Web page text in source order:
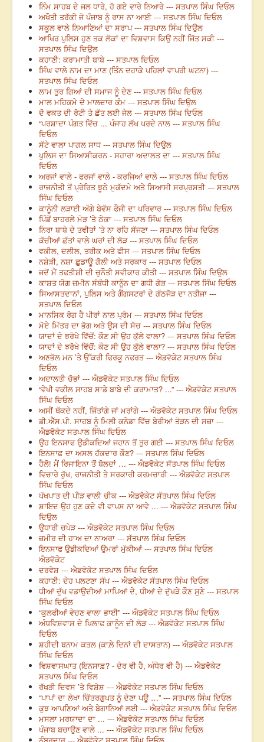
ਨਿੰਮ ਸਾਹਬ ਦੇ ਜਲ ਧਾਰੇ, ਹੋ ਗਏ ਵਾਰੇ ਨਿਆਰੇ --- ਸਤਪਾਲ ਸਿੰਘ ਦਿਓਲ
ਅਖੌਤੀ ਤਰੱਕੀ ਜੋ ਪੰਜਾਬ ਨੂੰ ਰਾਸ ਨਾ ਆਈ --- ਸਤਪਾਲ ਸਿੰਘ ਦਿਓਲ
ਸਕੂਲ ਵਾਲੇ ਨਿਆਣਿਆਂ ਦਾ ਸਰਾਪ --- ਸਤਪਾਲ ਸਿੰਘ ਦਿਉਲ
ਆਖਿਰ ਪੁਲਿਸ ਹੁਣ ਤਕ ਲੋਕਾਂ ਦਾ ਵਿਸ਼ਵਾਸ ਕਿਉਂ ਨਹੀਂ ਜਿੱਤ ਸਕੀ ---
ਸਤਪਾਲ ਸਿੰਘ ਦਿਉਲ
ਕਹਾਣੀ: ਕਰਾਮਾਤੀ ਬਾਬੇ --- ਸਤਪਾਲ ਦਿਓਲ
ਸਿੰਘ ਵਾਲੇ ਨਾਮ ਦਾ ਮਾਣ (ਤਿੰਨ ਦਹਾਕੇ ਪਹਿਲਾਂ ਵਾਪਰੀ ਘਟਨਾ) ---
ਸਤਪਾਲ ਸਿੰਘ ਦਿਓਲ
ਲਾਮ ਤੁਰ ਗਿਆਂ ਦੀ ਸਮਾਜ ਨੂੰ ਦੇਣ --- ਸਤਪਾਲ ਸਿੰਘ ਦਿਓਲ
ਮਾਲ ਮਹਿਕਮੇ ਦੇ ਮਾਲਦਾਰ ਕੰਮ --- ਸਤਪਾਲ ਸਿੰਘ ਦਿਉਲ
ਦੋ ਵਕਤ ਦੀ ਰੋਟੀ ਤੇ ਛੱਤ ਲਈ ਜੇਲ --- ਸਤਪਾਲ ਸਿੰਘ ਦਿਓਲ
“ਪਰਸ਼ਾਦਾ ਪੰਗਤ ਵਿੱਚ ... ਪੰਜਾਹ ਲੱਖ ਪਰਦੇ ਨਾਲ --- ਸਤਪਾਲ ਸਿੰਘ
ਦਿਓਲ
ਸੱਟੇ ਵਾਲਾ ਪਾਗਲ ਸਾਧ --- ਸਤਪਾਲ ਸਿੰਘ ਦਿਉਲ
ਪੁਲਿਸ ਦਾ ਸਿਆਸੀਕਰਨ - ਸਹਾਰਾ ਅਦਾਲਤ ਦਾ --- ਸਤਪਾਲ ਸਿੰਘ
ਦਿਓਲ
ਅਰਜਾਂ ਵਾਲੇ - ਫਰਜਾਂ ਵਾਲੇ - ਕਰਜਿਆਂ ਵਾਲੇ --- ਸਤਪਾਲ ਸਿੰਘ ਦਿਓਲ
ਰਾਜਨੀਤੀ ਤੋਂ ਪ੍ਰੇਰਿਤ ਝੂਠੇ ਮੁਕੱਦਮੇ ਅਤੇ ਸਿਆਸੀ ਸਰਪ੍ਰਸਤੀ --- ਸਤਪਾਲ
ਸਿੰਘ ਦਿਓਲ
ਕਾਨੂੰਨੀ ਲੜਾਈ ਅੱਗੇ ਬੇਵੱਸ ਫੌਜੀ ਦਾ ਪਰਿਵਾਰ --- ਸਤਪਾਲ ਸਿੰਘ ਦਿਓਲ
ਪਿੰਡੋਂ ਬਾਹਰਲੇ ਮੋੜ ’ਤੇ ਠੇਕਾ --- ਸਤਪਾਲ ਸਿੰਘ ਦਿਓਲ
ਨਿਰਾ ਬਾਬੇ ਦੇ ਤਵੀਤਾਂ ’ਤੇ ਨਾ ਰਹਿ ਸੱਜਣਾ --- ਸਤਪਾਲ ਸਿੰਘ ਦਿਓਲ
ਕੱਚੀਆਂ ਛੱਤਾਂ ਵਾਲੇ ਘਰਾਂ ਦੀ ਲੋੜ --- ਸਤਪਾਲ ਸਿੰਘ ਦਿਓਲ
ਵਕੀਲ, ਦਲੀਲ, ਤਰੀਕ ਅਤੇ ਫੀਸ --- ਸਤਪਾਲ ਸਿੰਘ ਦਿਓਲ
ਨਸ਼ੇੜੀ, ਨਸ਼ਾ ਛੁਡਾਊ ਗੋਲੀ ਅਤੇ ਸਰਕਾਰ --- ਸਤਪਾਲ ਦਿਓਲ
ਜਦੋਂ ਮੈਂ ਤਫਤੀਸ਼ੀ ਦੀ ਚੁਨੌਤੀ ਸਵੀਕਾਰ ਕੀਤੀ --- ਸਤਪਾਲ ਸਿੰਘ ਦਿਉਲ
ਕਾਸ਼ਤ ਯੋਗ ਜ਼ਮੀਨ ਸੰਬੰਧੀ ਕਾਨੂੰਨ ਦਾ ਗਧੀ ਗੇੜ --- ਸਤਪਾਲ ਸਿੰਘ ਦਿਓਲ
ਸਿਆਸਤਦਾਨਾਂ, ਪੁਲਿਸ ਅਤੇ ਗੈਂਗਸਟਰਾਂ ਦੇ ਗੱਠਜੋੜ ਦਾ ਨਤੀਜਾ ---
ਸਤਪਾਲ ਦਿਓਲ
ਮਾਨਸਿਕ ਰੋਗ ਹੈ ਪੀਰਾਂ ਨਾਲ ਪ੍ਰੇਮ --- ਸਤਪਾਲ ਸਿੰਘ ਦਿਓਲ
ਮੋਏ ਮਿੱਤਰ ਦਾ ਭੋਗ ਅਤੇ ਉਸ ਦੀ ਸੋਚ --- ਸਤਪਾਲ ਸਿੰਘ ਦਿਓਲ
ਯਾਦਾਂ ਦੇ ਝਰੋਖੇ ਵਿੱਚੋਂ: ਕੌਣ ਸੀ ਉਹ ਕੁੱਲੇ ਵਾਲਾ? --- ਸਤਪਾਲ ਸਿੰਘ ਦਿਓਲ
ਯਾਦਾਂ ਦੇ ਝਰੋਖੇ ਵਿੱਚੋਂ: ਕੌਣ ਸੀ ਉਹ ਕੁੱਲੇ ਵਾਲਾ? --- ਸਤਪਾਲ ਸਿੰਘ ਦਿਓਲ
ਅਣਭੋਲ ਮਨ ’ਤੇ ਉੱਕਰੀ ਫਿਰਕੂ ਨਫਰਤ --- ਐਡਵੋਕੇਟ ਸਤਪਾਲ ਸਿੰਘ
ਦਿਓਲ
ਅਦਾਲਤੀ ਚੋਭਾਂ --- ਐਡਵੋਕੇਟ ਸਤਪਾਲ ਸਿੰਘ ਦਿਓਲ
“ਵੇਖੀ ਵਕੀਲ ਸਾਹਬ ਸਾਡੇ ਬਾਬੇ ਦੀ ਕਰਾਮਾਤ? ...” --- ਐਡਵੋਕੇਟ ਸਤਪਾਲ
ਸਿੰਘ ਦਿਓਲ
ਅਸੀਂ ਥੱਕਦੇ ਨਹੀਂ, ਜਿੱਤਾਂਗੇ ਜਾਂ ਮਰਾਂਗੇ --- ਐਡਵੋਕੇਟ ਸਤਪਾਲ ਸਿੰਘ ਦਿਓਲ
ਡੀ.ਐੱਸ.ਪੀ. ਸਾਹਬ ਨੂੰ ਮਿਲੀ ਕਨੇਡਾ ਵਿੱਚ ਬੇਰੀਆਂ ਤੋੜਨ ਦੀ ਸਜ਼ਾ ---
ਐਡਵੋਕੇਟ ਸਤਪਾਲ ਸਿੰਘ ਦਿਓਲ
ਉਹ ਇਨਸਾਫ ਉਡੀਕਦਿਆਂ ਜਹਾਨ ਤੋਂ ਤੁਰ ਗਈ --- ਸਤਪਾਲ ਸਿੰਘ ਦਿਓਲ
ਇਨਸਾਫ਼ ਦਾ ਅਸਲ ਹੱਕਦਾਰ ਕੌਣ? --- ਸਤਪਾਲ ਸਿੰਘ ਦਿਓਲ
ਹੈਲੋ! ਮੈਂ ਰਿਜਾਇਨਾ ਤੋਂ ਬੋਲਦਾਂ … --- ਐਡਵੋਕੇਟ ਸੱਤਪਾਲ ਸਿੰਘ ਦਿਓਲ
ਵਿਚਾਰੇ ਰੁੱਖ, ਰਾਜਨੀਤੀ ਤੇ ਸਰਕਾਰੀ ਕਰਮਚਾਰੀ --- ਐਡਵੋਕੇਟ ਸਤਪਾਲ
ਸਿੰਘ ਦਿਓਲ
ਪੱਖਪਾਤ ਦੀ ਪੀੜ ਵਾਲੀ ਚੀਕ --- ਐਡਵੋਕੇਟ ਸੱਤਪਾਲ ਸਿੰਘ ਦਿਓਲ
ਸ਼ਾਇਦ ਉਹ ਹੁਣ ਕਦੇ ਵੀ ਵਾਪਸ ਨਾ ਆਵੇ ... --- ਐਡਵੋਕੇਟ ਸਤਪਾਲ ਸਿੰਘ
ਦਿਉਲ
ਉਧਾਰੀ ਚਪੇੜ --- ਐਡਵੋਕੇਟ ਸਤਪਾਲ ਸਿੰਘ ਦਿਓਲ
ਜ਼ਮੀਰ ਦੀ ਹਾਅ ਦਾ ਨਾਅਰਾ --- ਸੱਤਪਾਲ ਸਿੰਘ ਦਿਓਲ
ਇਨਸਾਫ ਉਡੀਕਦਿਆਂ ਉਮਰਾਂ ਮੁੱਕੀਆਂ --- ਸਤਪਾਲ ਸਿੰਘ ਦਿਓਲ
ਐਡਵੋਕੇਟ
ਦਰਵੇਸ਼ --- ਐਡਵੋਕੇਟ ਸਤਪਾਲ ਸਿੰਘ ਦਿਓਲ
ਕਹਾਣੀ: ਦੇਹ ਪਲਟਣਾ ਸੱਪ --- ਐਡਵੋਕੇਟ ਸੱਤਪਾਲ ਸਿੰਘ ਦਿਓਲ
ਧੀਆਂ ਦੁੱਖ ਵਡਾਉਂਦੀਆਂ ਮਾਪਿਆਂ ਦੇ, ਧੀਆਂ ਦੇ ਦੁੱਖੜੇ ਕੌਣ ਸੁਣੇ --- ਸਤਪਾਲ
ਸਿੰਘ ਦਿਓਲ
“ਕੁਲਫੀਆਂ ਵੇਚਣ ਵਾਲਾ ਭਾਈ” --- ਐਡਵੋਕੇਟ ਸਤਪਾਲ ਸਿੰਘ ਦਿਓਲ
ਅੰਧਵਿਸ਼ਵਾਸ ਦੇ ਖਿਲਾਫ ਕਾਨੂੰਨ ਦੀ ਲੋੜ --- ਐਡਵੋਕੇਟ ਸਤਪਾਲ ਸਿੰਘ
ਦਿਓਲ
ਸ਼ਹੀਦੀ ਬਨਾਮ ਕਤਲ (ਕਾਲ਼ੇ ਦਿਨਾਂ ਦੀ ਦਾਸਤਾਨ) --- ਐਡਵੋਕੇਟ ਸਤਪਾਲ
ਸਿੰਘ ਦਿਓਲ
ਵਿਸ਼ਵਾਸਘਾਤ (ਇਨਸਾਫ਼? - ਦੇਰ ਵੀ ਹੈ, ਅੰਧੇਰ ਵੀ ਹੈ) --- ਐਡਵੋਕੇਟ
ਸਤਪਾਲ ਸਿੰਘ ਦਿਓਲ
ਰੱਖੜੀ ਦਿਵਸ ’ਤੇ ਵਿਸ਼ੇਸ਼ --- ਐਡਵੋਕੇਟ ਸਤਪਾਲ ਸਿੰਘ ਦਿਓਲ
“ਪਾਪਾਂ ਦਾ ਲੇਖਾ ਚਿੱਤਰਗੁਪਤ ਨੂੰ ਦੇਣਾ ਪਊ …” --- ਸਤਪਾਲ ਸਿੰਘ ਦਿਓਲ
ਕੁਝ ਆਪਣਿਆਂ ਅਤੇ ਬੇਗਾਨਿਆਂ ਲਈ --- ਐਡਵੋਕੇਟ ਸਤਪਾਲ ਸਿੰਘ ਦਿਓਲ
ਮਸਲਾ ਮਰਯਾਦਾ ਦਾ ... --- ਐਡਵੋਕੇਟ ਸਤਪਾਲ ਸਿੰਘ ਦਿਓਲ
ਪੰਜਾਬ ਬਚਾਉਣ ਵਾਲੇ ... --- ਐਡਵੋਕੇਟ ਸਤਪਾਲ ਸਿੰਘ ਦਿਓਲ